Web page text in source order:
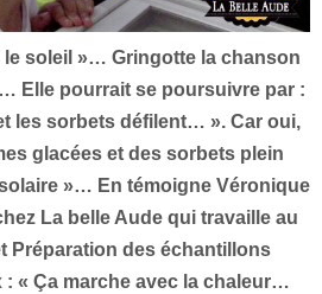
le soleil »… Gringotte la chanson
Elle pourrait se poursuivre par :
les sorbets défilent… ». Car oui,
glacées et des sorbets plein
»… En témoigne Véronique
La belle Aude qui travaille au
Préparation des échantillons
« Ça marche avec la chaleur…